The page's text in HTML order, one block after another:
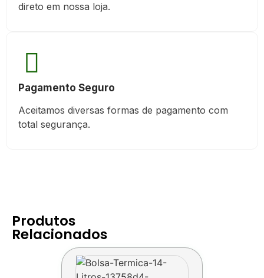
direto em nossa loja.
Pagamento Seguro
Aceitamos diversas formas de pagamento com
total segurança.
Produtos
Relacionados